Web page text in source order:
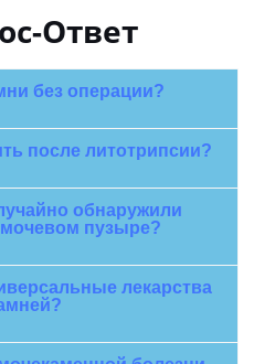
Ответ
без операции?
после литотрипсии?
обнаружили
пузыре?
лекарства